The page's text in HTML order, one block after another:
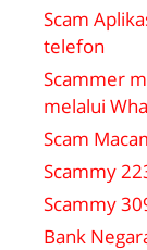
Scam
telefon
Scammer
melalui
Scam
Scammy
Scammy
Bank